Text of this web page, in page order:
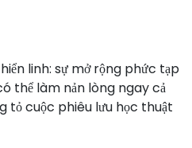
linh: sự mở rộng phức tạp
thể làm nản lòng ngay cả
tỏ cuộc phiêu lưu học thuật